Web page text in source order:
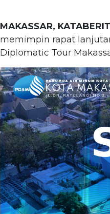
MAKASSAR,
memimpin rapat
Diplomatic Tour